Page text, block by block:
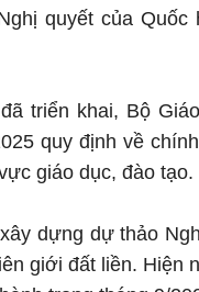
quyết của
triển khai, Bộ
quy định về
giáo dục, đào tạo.
dựng dự thảo
giới đất liền. Hiện